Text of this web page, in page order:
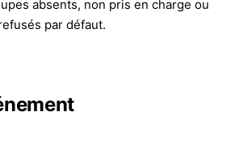
absents, non pris en charge ou
par défaut.